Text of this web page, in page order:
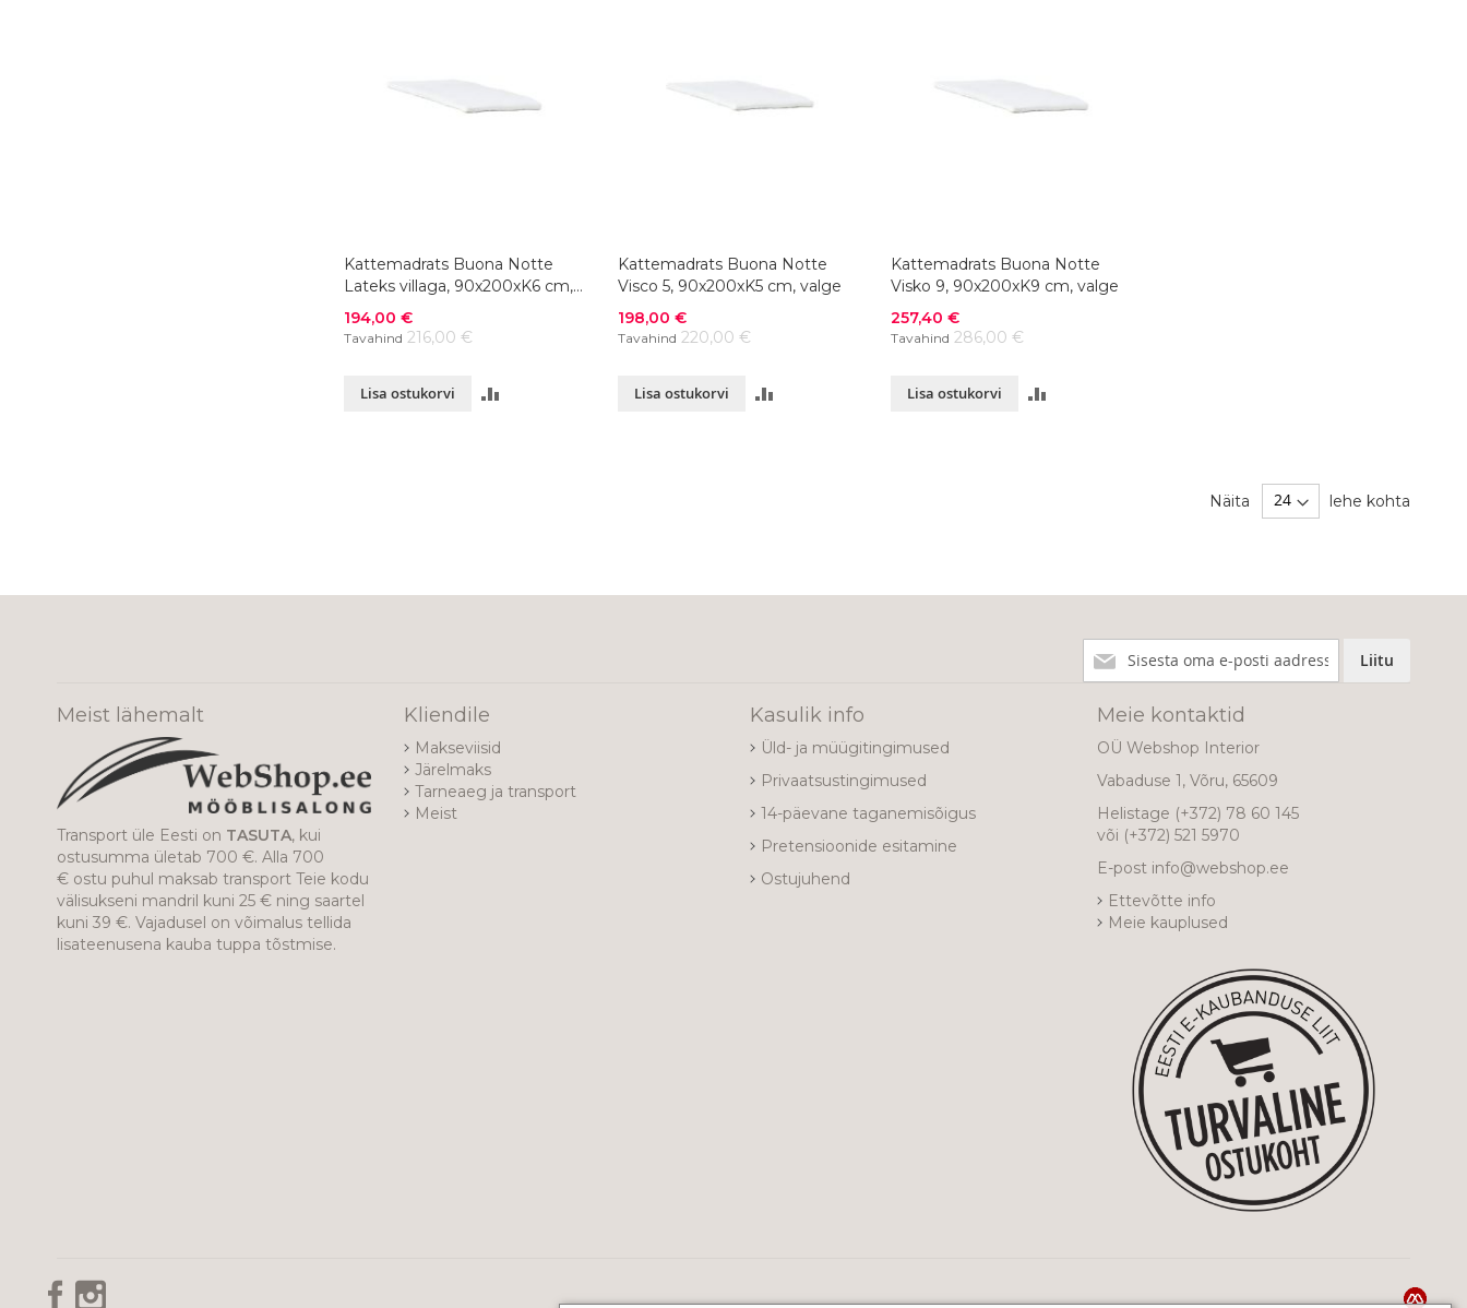
Kattemadrats Buona Notte
Lateks villaga, 90x200xK6 cm,
Soodushind
194,00 €
Tavahind 216,00 €
Lisa ostukorvi
Kattemadrats Buona Notte
Visco 5, 90x200xK5 cm, valge
Soodushind
198,00 €
Tavahind 220,00 €
Lisa ostukorvi
Kattemadrats Buona Notte
Visko 9, 90x200xK9 cm, valge
Soodushind
257,40 €
Tavahind 286,00 €
Lisa ostukorvi
Näita lehe kohta
meie
Liitu
Meist lähemalt
Transport üle Eesti on TASUTA, kui
ostusumma ületab 700 €. Alla 700
€ ostu puhul maksab transport Teie kodu
välisukseni mandril kuni 25 € ning saartel
kuni 39 €. Vajadusel on võimalus tellida
lisateenusena kauba tuppa tõstmise.
Kliendile
Makseviisid
Järelmaks
Tarneaeg ja transport
Meist
Kasulik info
Üld- ja müügitingimused
Privaatsustingimused
14-päevane taganemisõigus
Pretensioonide esitamine
Ostujuhend
Meie kontaktid
OÜ Webshop Interior
Vabaduse 1, Võru, 65609
Helistage (+372) 78 60 145
või (+372) 521 5970
E-post info@webshop.ee
Ettevõtte info
Meie kauplused